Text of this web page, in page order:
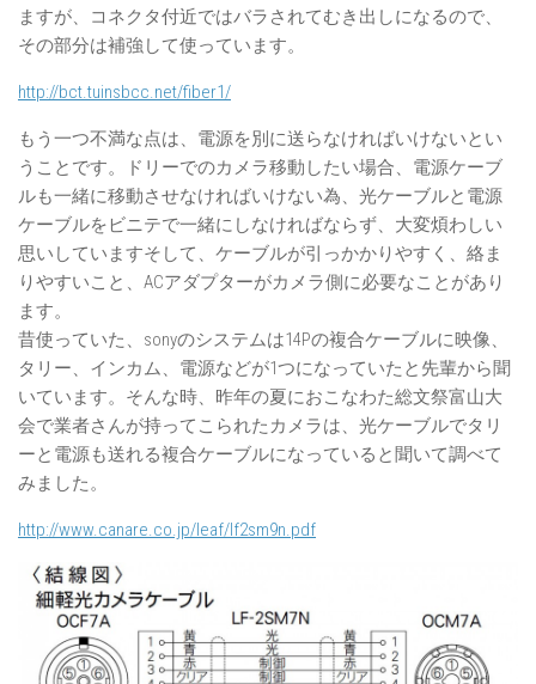
ますが、コネクタ付近ではバラされてむき出しになるので、
その部分は補強して使っています。
http://bct.tuinsbcc.net/fiber1/
もう一つ不満な点は、電源を別に送らなければいけないとい
うことです。ドリーでのカメラ移動したい場合、電源ケーブ
ルも一緒に移動させなければいけない為、光ケーブルと電源
ケーブルをビニテで一緒にしなければならず、大変煩わしい
思いしていますそして、ケーブルが引っかかりやすく、絡ま
りやすいこと、ACアダプターがカメラ側に必要なことがあり
ます。
昔使っていた、sonyのシステムは14Pの複合ケーブルに映像、
タリー、インカム、電源などが1つになっていたと先輩から聞
いています。そんな時、昨年の夏におこなわた総文祭富山大
会で業者さんが持ってこられたカメラは、光ケーブルでタリ
ーと電源も送れる複合ケーブルになっていると聞いて調べて
みました。
http://www.canare.co.jp/leaf/lf2sm9n.pdf